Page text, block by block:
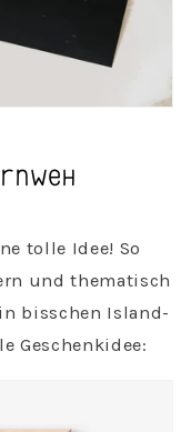
tolle Idee! So
und thematisch
bisschen Island-
Geschenkidee: